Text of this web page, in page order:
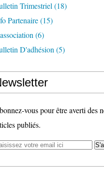
Trimestriel (18)
Partenaire(15)
(6)
D'adhésion (5)
vous pour être averti des
publiés.